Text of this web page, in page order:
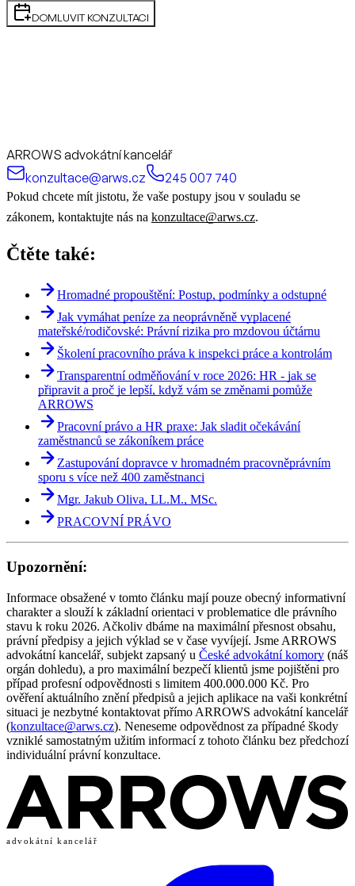
DOMLUVIT KONZULTACI
ARROWS advokátní kancelář
konzultace@arws.cz
245 007 740
Pokud chcete mít jistotu, že vaše postupy jsou v souladu se
zákonem, kontaktujte nás na konzultace@arws.cz.
Čtěte také:
Hromadné propouštění: Postup, podmínky a odstupné
Jak vymáhat peníze za neoprávněně vyplacené
mateřské/rodičovské: Právní rizika pro mzdovou účtárnu
Školení pracovního práva k inspekci práce a kontrolám
Transparentní odměňování v roce 2026: HR - jak se
připravit a proč je lepší, když vám se změnami pomůže
ARROWS
Pracovní právo a HR praxe: Jak sladit očekávání
zaměstnanců se zákoníkem práce
Zastupování dopravce v hromadném pracovněprávním
sporu s více než 400 zaměstnanci
Mgr. Jakub Oliva, LL.M., MSc.
PRACOVNÍ PRÁVO
Upozornění:
Informace obsažené v tomto článku mají pouze obecný informativní
charakter a slouží k základní orientaci v problematice dle právního
stavu k roku 2026. Ačkoliv dbáme na maximální přesnost obsahu,
právní předpisy a jejich výklad se v čase vyvíjejí. Jsme ARROWS
advokátní kancelář, subjekt zapsaný u České advokátní komory (náš
orgán dohledu), a pro maximální bezpečí klientů jsme pojištěni pro
případ profesní odpovědnosti s limitem 400.000.000 Kč. Pro
ověření aktuálního znění předpisů a jejich aplikace na vaši konkrétní
situaci je nezbytné kontaktovat přímo ARROWS advokátní kancelář
(konzultace@arws.cz). Neneseme odpovědnost za případné škody
vzniklé samostatným užitím informací z tohoto článku bez předchozí
individuální právní konzultace.
advokátní kancelář